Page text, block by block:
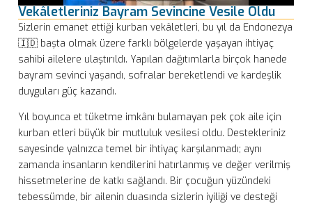
Vekâletleriniz Bayram Sevincine Vesile Oldu
Sizlerin emanet ettiği kurban vekâletleri, bu yıl da Endonezya
🇮🇩 başta olmak üzere farklı bölgelerde yaşayan ihtiyaç
sahibi ailelere ulaştırıldı. Yapılan dağıtımlarla birçok hanede
bayram sevinci yaşandı, sofralar bereketlendi ve kardeşlik
duyguları güç kazandı.
Yıl boyunca et tüketme imkânı bulamayan pek çok aile için
kurban etleri büyük bir mutluluk vesilesi oldu. Destekleriniz
sayesinde yalnızca temel bir ihtiyaç karşılanmadı; aynı
zamanda insanların kendilerini hatırlanmış ve değer verilmiş
hissetmelerine de katkı sağlandı. Bir çocuğun yüzündeki
tebessümde, bir ailenin duasında sizlerin iyiliği ve desteği